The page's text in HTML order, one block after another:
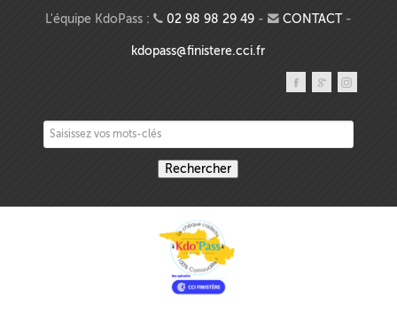
Aller au contenu principal
L'équipe KdoPass : 02 98 98 29 49- CONTACT-
kdopass@finistere.cci.fr
Saisissez vos mots-clés